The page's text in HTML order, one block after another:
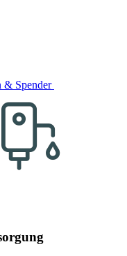
& Spender